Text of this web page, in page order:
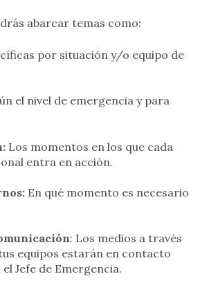
abarcar temas como:
por situación y/o equipo de
el nivel de emergencia y para
Los momentos en los que cada
entra en acción.
En qué momento es necesario
: Los medios a través
equipos estarán en contacto
Jefe de Emergencia.